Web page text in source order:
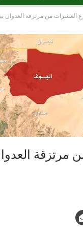
العشرات من مرتزقة العدوان